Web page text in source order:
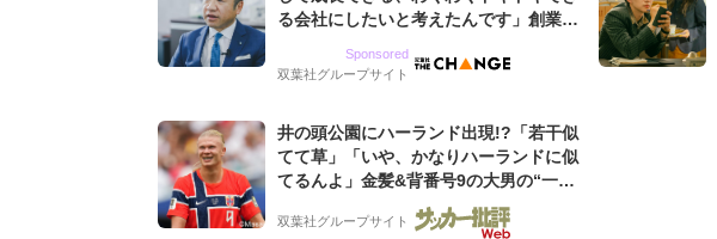
る会社にしたいと考えたんです」創業来
グ会社のアイデンティティ
Sponsored
双葉社グループサイト
井の頭公園にハーランド出現!?「若干似
てて草」「いや、かなりハーランドに似
てるんよ」金髪&背番号9の大男の“一人
バイキング・ロー”映像が話題!「元気を
もらった」
双葉社グループサイト